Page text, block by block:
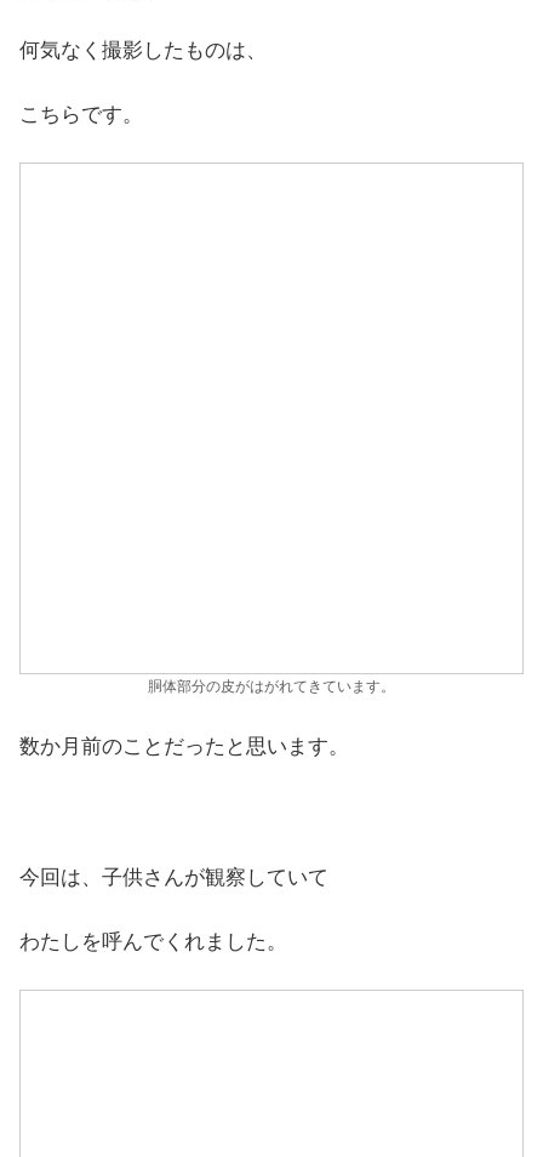
何気なく撮影したものは、
こちらです。
胴体部分の皮がはがれてきています。
数か月前のことだったと思います。
今回は、子供さんが観察していて
わたしを呼んでくれました。